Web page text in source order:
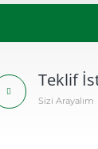
Teklif
Sizi Arayalım